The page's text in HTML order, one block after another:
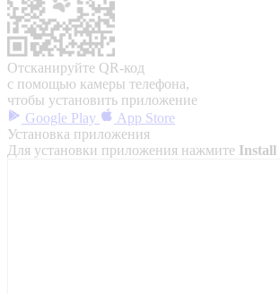
Отсканируйте QR-код
с помощью камеры телефона,
чтобы установить приложение
Google Play
App Store
Установка приложения
Для установки приложения нажмите Install